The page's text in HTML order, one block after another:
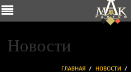
Новости
ГЛАВНАЯ НОВОСТИ